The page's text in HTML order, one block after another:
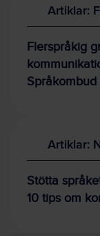
Artiklar:
Flerspråkig
Artiklar:
Stötta
10 tips om